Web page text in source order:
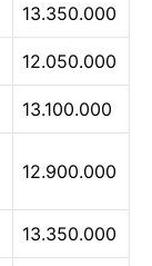
13.350.000
12.050.000
13.100.000
12.900.000
13.350.000